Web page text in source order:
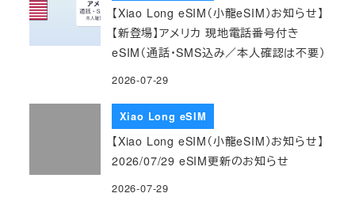
【Xiao Long eSIM（小龍eSIM）お知らせ】
【新登場】アメリカ 現地電話番号付き
eSIM（通話・SMS込み／本人確認は不要）
2026-07-29
Xiao Long eSIM
【Xiao Long eSIM（小龍eSIM）お知らせ】
2026/07/29 eSIM更新のお知らせ
2026-07-29